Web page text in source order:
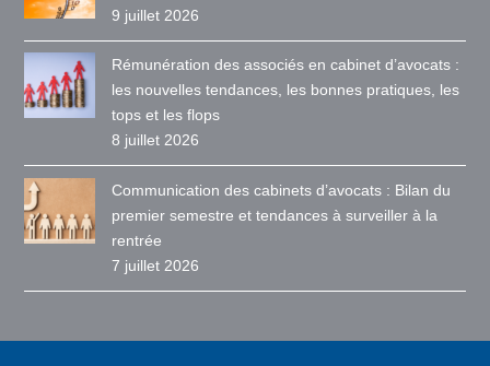
9 juillet 2026
Rémunération des associés en cabinet d’avocats :
les nouvelles tendances, les bonnes pratiques, les
tops et les flops
8 juillet 2026
Communication des cabinets d’avocats : Bilan du
premier semestre et tendances à surveiller à la
rentrée
7 juillet 2026